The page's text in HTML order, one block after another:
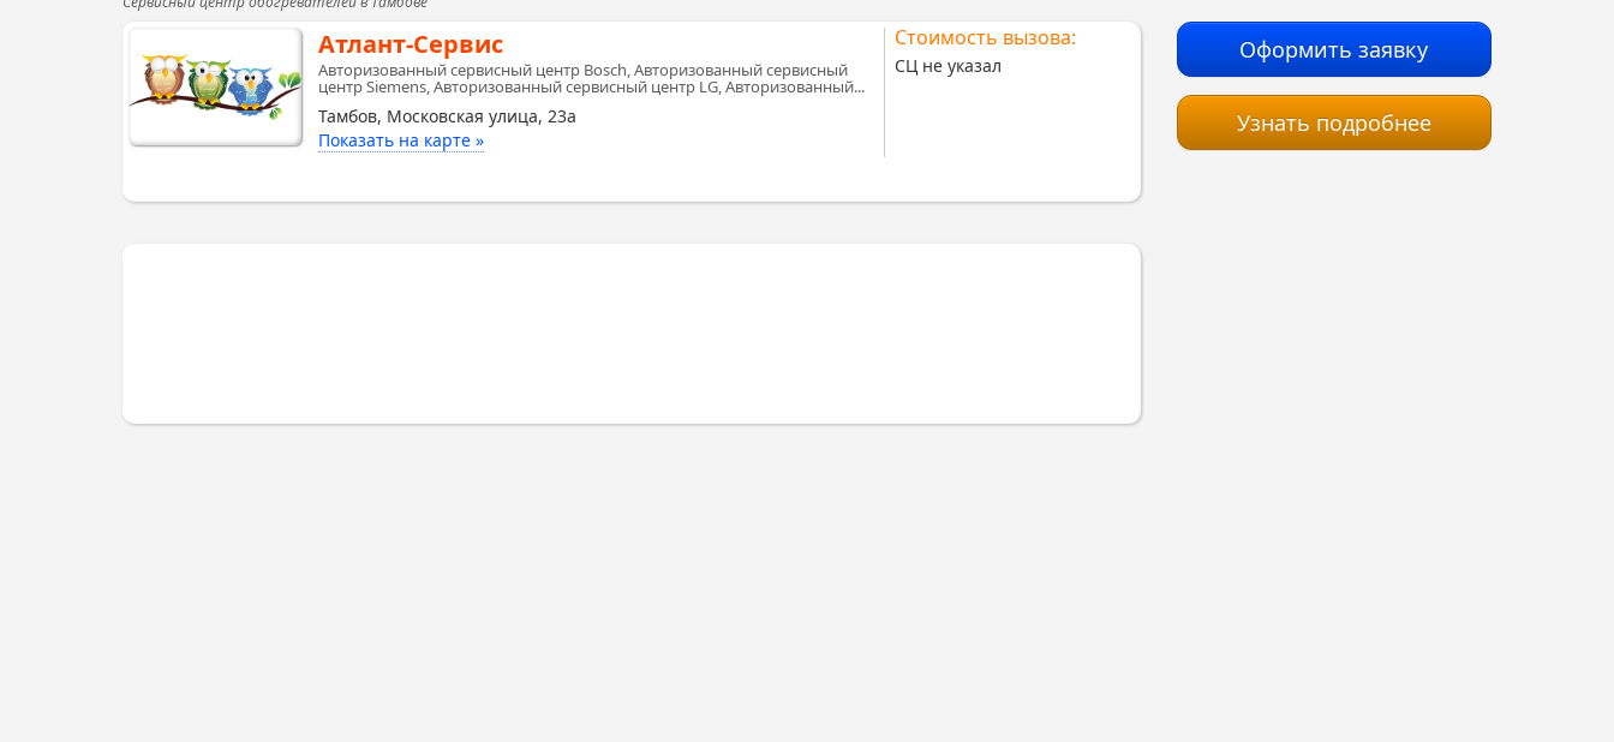
Атлант-Сервис
Авторизованный сервисный центр Bosch, Авторизованный сервисный
центр Siemens, Авторизованный сервисный центр LG, Авторизованный...
Тамбов, Московская улица, 23а
Показать на карте »
Стоимость вызова:
СЦ не указал
Оформить заявку
Узнать подробнее